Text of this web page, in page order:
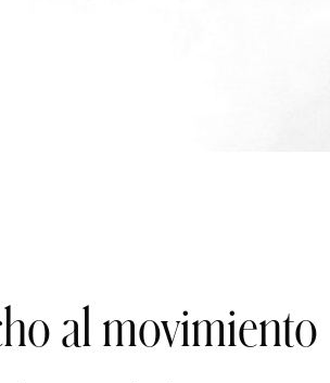
al movimiento